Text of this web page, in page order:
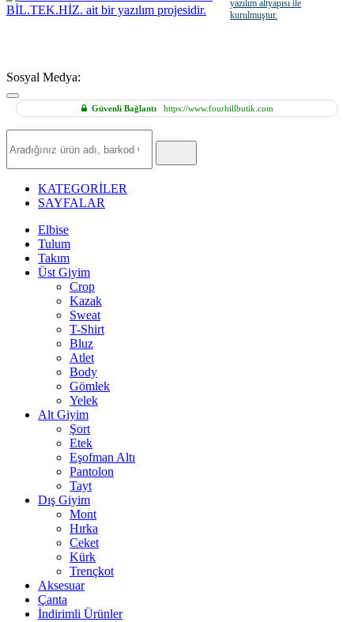
yazılım altyapısı ile
kurulmuştur.
Sosyal Medya:
Güvenli Bağlantıhttps://www.fourhillbutik.com
Ürün
KATEGORİLER
SAYFALAR
Elbise
Tulum
Takım
Üst Giyim
Crop
Kazak
Sweat
T-Shirt
Bluz
Atlet
Body
Gömlek
Yelek
Alt Giyim
Şort
Etek
Eşofman Altı
Pantolon
Tayt
Dış Giyim
Mont
Hırka
Ceket
Kürk
Trençkot
Aksesuar
Çanta
İndirimli Ürünler